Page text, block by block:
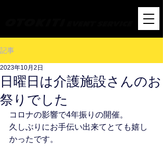
記事
日曜日は介護施設さんのお
祭りでした
2023年10月2日
コロナの影響で4年振りの開催。
久しぶりにお手伝い出来てとても嬉し
かったです。